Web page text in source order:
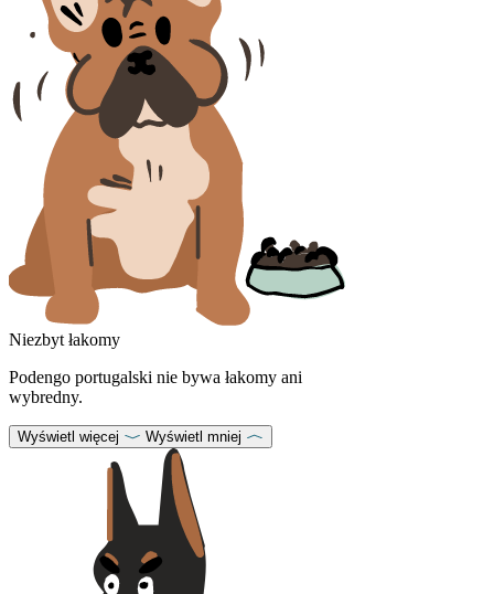
Niezbyt łakomy
Podengo portugalski nie bywa łakomy ani
wybredny.
Wyświetl więcej Wyświetl mniej